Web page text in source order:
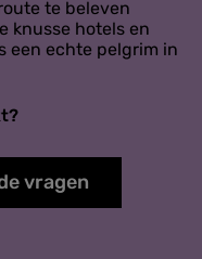
te beleven
knusse hotels en
een echte pelgrim in
vragen